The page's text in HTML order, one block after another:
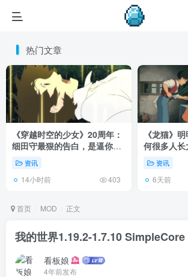
热门文章
《穿越时空的少女》20周年：
细田守最狠的告白，是逼你承
认有些夏天回不去了！
资讯
14小时前 403
《龙猫》
何很多人
本不在
资讯
6天前
首页 MOD 正文
我的世界1.19.2-1.7.10
看板娘
4年前发布